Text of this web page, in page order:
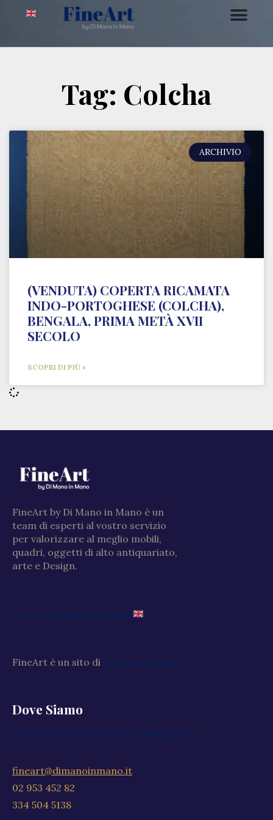
Tag: Colcha
ARCHIVIO
(VENDUTA) COPERTA RICAMATA
INDO-PORTOGHESE (COLCHA),
BENGALA, PRIMA METÀ XVII
SECOLO
SCOPRI DI PIÙ »
FineArt by Di Mano in Mano è un
team di esperti al vostro servizio
per valorizzare al meglio mobili,
quadri, oggetti di alto antiquariato,
arte e Design.
Go to the English website
FineArt è un sito di Di Mano in Mano
Dove Siamo
Via XXV Aprile, 59, 20040 Cambiago MI
fineart@dimanoinmano.it
02 953 452 82
334 504 5138